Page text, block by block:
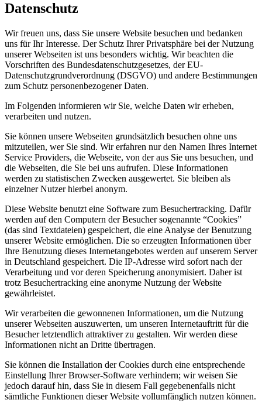
Datenschutz
Wir freuen uns, dass Sie unsere Website besuchen und bedanken
uns für Ihr Interesse. Der Schutz Ihrer Privatsphäre bei der Nutzung
unserer Webseiten ist uns besonders wichtig. Wir beachten die
Vorschriften des Bundesdatenschutzgesetzes, der EU-
Datenschutzgrundverordnung (DSGVO) und andere Bestimmungen
zum Schutz personenbezogener Daten.
Im Folgenden informieren wir Sie, welche Daten wir erheben,
verarbeiten und nutzen.
Sie können unsere Webseiten grundsätzlich besuchen ohne uns
mitzuteilen, wer Sie sind. Wir erfahren nur den Namen Ihres Internet
Service Providers, die Webseite, von der aus Sie uns besuchen, und
die Webseiten, die Sie bei uns aufrufen. Diese Informationen
werden zu statistischen Zwecken ausgewertet. Sie bleiben als
einzelner Nutzer hierbei anonym.
Diese Website benutzt eine Software zum Besuchertracking. Dafür
werden auf den Computern der Besucher sogenannte “Cookies”
(das sind Textdateien) gespeichert, die eine Analyse der Benutzung
unserer Website ermöglichen. Die so erzeugten Informationen über
Ihre Benutzung dieses Internetangebotes werden auf unserem Server
in Deutschland gespeichert. Die IP-Adresse wird sofort nach der
Verarbeitung und vor deren Speicherung anonymisiert. Daher ist
trotz Besuchertracking eine anonyme Nutzung der Website
gewährleistet.
Wir verarbeiten die gewonnenen Informationen, um die Nutzung
unserer Webseiten auszuwerten, um unseren Internetauftritt für die
Besucher letztendlich attraktiver zu gestalten. Wir werden diese
Informationen nicht an Dritte übertragen.
Sie können die Installation der Cookies durch eine entsprechende
Einstellung Ihrer Browser-Software verhindern; wir weisen Sie
jedoch darauf hin, dass Sie in diesem Fall gegebenenfalls nicht
sämtliche Funktionen dieser Website vollumfänglich nutzen können.